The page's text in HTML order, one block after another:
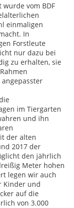
vom BDF
einmaligen
In
Forstleute
nur dazu bei
zu erhalten, sie
im Tiergarten
und ihn
der alten
2017 der
den jährlich
Meter hohen
legen wir auch
Kinder und
auf die
von 3.000